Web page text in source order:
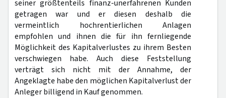
seiner größtenteils finanz-unerfahrenen Kunden
getragen war und er diesen deshalb die
vermeintlich hochrentierlichen Anlagen
empfohlen und ihnen die für ihn fernliegende
Möglichkeit des Kapitalverlustes zu ihrem Besten
verschwiegen habe. Auch diese Feststellung
verträgt sich nicht mit der Annahme, der
Angeklagte habe den möglichen Kapitalverlust der
Anleger billigend in Kauf genommen.